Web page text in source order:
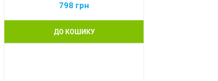
798 грн
ДО КОШИКУ